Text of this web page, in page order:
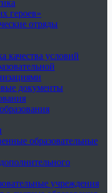
героев»
отряды
качества условий
документы
образовательные
учреждения